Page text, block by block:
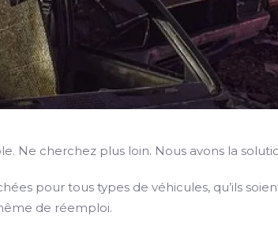
Ne cherchez plus loin. Nous avons la
pour tous types de véhicules, qu’ils
de réemploi.